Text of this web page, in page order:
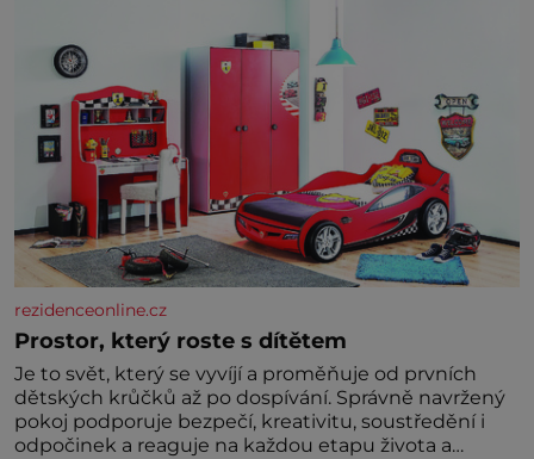
rezidenceonline.cz
Prostor, který roste s dítětem
Je to svět, který se vyvíjí a proměňuje od prvních
dětských krůčků až po dospívání. Správně navržený
pokoj podporuje bezpečí, kreativitu, soustředění i
odpočinek a reaguje na každou etapu života a